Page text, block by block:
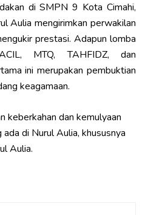
di SMPN 9 Kota Cimahi,
Aulia mengirimkan perwakilan
prestasi. Adapun lomba
MTQ, TAHFIDZ, dan
ini merupakan pembuktian
keagamaan.
keberkahan dan kemulyaan
di Nurul Aulia, khususnya
Aulia.